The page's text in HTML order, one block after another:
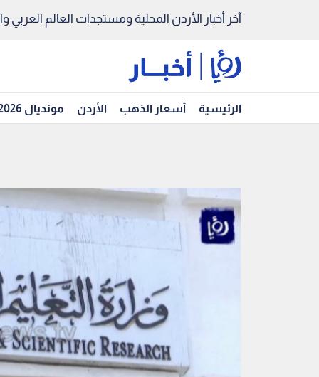
آخر أخبار الأردن المحلية ومستجدات العالم العربي
الرئيسية أسعار الذهب الأردن مونديال 2026